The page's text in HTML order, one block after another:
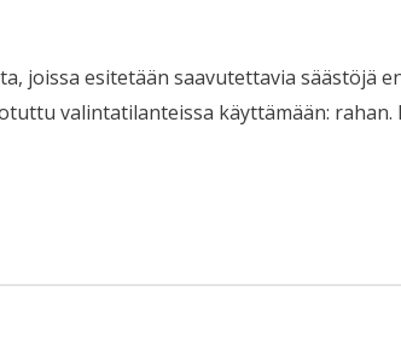
joissa esitetään saavutettavia säästöjä
valintatilanteissa käyttämään: rahan.